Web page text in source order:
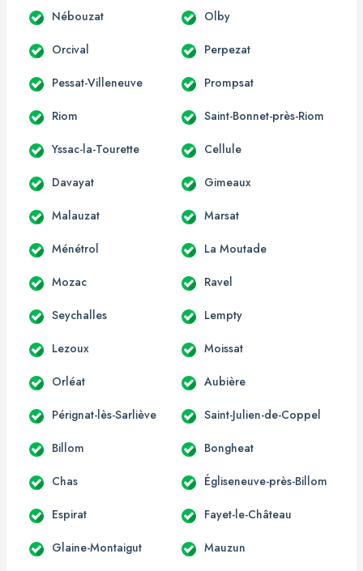
Nébouzat Olby
Orcival Perpezat
Pessat-Villeneuve Prompsat
Riom Saint-Bonnet-près-Riom
Yssac-la-Tourette Cellule
Davayat Gimeaux
Malauzat Marsat
Ménétrol La Moutade
Mozac Ravel
Seychalles Lempty
Lezoux Moissat
Orléat Aubière
Pérignat-lès-Sarliève Saint-Julien-de-Coppel
Billom Bongheat
Chas Égliseneuve-près-Billom
Espirat Fayet-le-Château
Glaine-Montaigut Mauzun